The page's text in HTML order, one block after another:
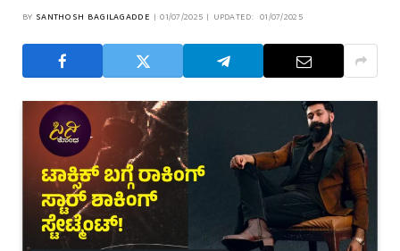
BY SANTHOSH BAGILAGADDE 01/07/2025 UPDATED: 01/07/2025